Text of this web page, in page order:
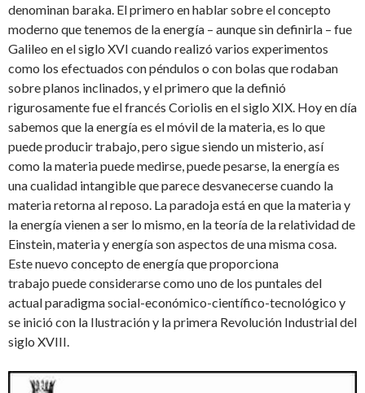
denominan baraka. El primero en hablar sobre el concepto
moderno que tenemos de la energía – aunque sin definirla – fue
Galileo en el siglo XVI cuando realizó varios experimentos
como los efectuados con péndulos o con bolas que rodaban
sobre planos inclinados, y el primero que la definió
rigurosamente fue el francés Coriolis en el siglo XIX. Hoy en día
sabemos que la energía es el móvil de la materia, es lo que
puede producir trabajo, pero sigue siendo un misterio, así
como la materia puede medirse, puede pesarse, la energía es
una cualidad intangible que parece desvanecerse cuando la
materia retorna al reposo. La paradoja está en que la materia y
la energía vienen a ser lo mismo, en la teoría de la relatividad de
Einstein, materia y energía son aspectos de una misma cosa.
Este nuevo concepto de energía que proporciona
trabajo puede considerarse como uno de los puntales del
actual paradigma social-económico-científico-tecnológico y
se inició con la Ilustración y la primera Revolución Industrial del
siglo XVIII.